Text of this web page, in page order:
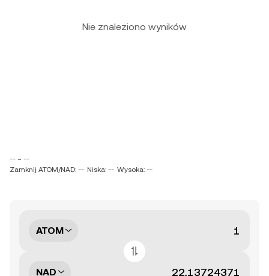
Nie znaleziono wyników
-- ~ --
Zamknij ATOM/NAD: -- Niska: -- Wysoka: --
ATOM
NAD